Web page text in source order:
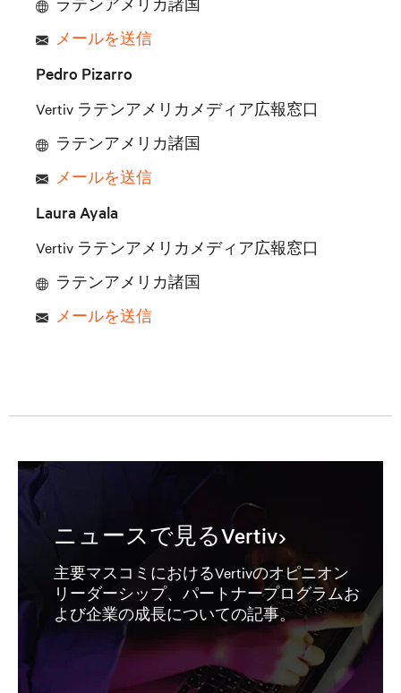
メールを送信
Pedro Pizarro
Vertiv ラテンアメリカメディア広報窓口
ラテンアメリカ諸国
メールを送信
Laura Ayala
Vertiv ラテンアメリカメディア広報窓口
ラテンアメリカ諸国
メールを送信
ニュースで見るVertiv
主要マスコミにおけるVertivのオピニオン
リーダーシップ、パートナープログラムお
よび企業の成長についての記事。